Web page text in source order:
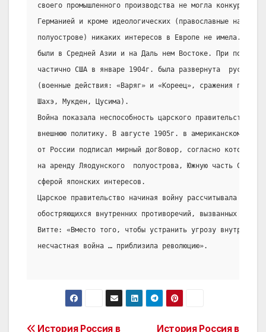
своего промышленного производства не могла
Германией и кроме идеологических (православные народы
полуострове) никаких интересов в Европе не имела.
были в Средней Азии и на Даль нем Востоке. При
частично США в январе 1904г. была развернута  русско-
(военные действия: «Варяг» и «Кореец», сражения под
Шахэ, Мукден, Цусима).
Война показала неспособность царского правительства
внешнюю политику. В августе 1905г. в американском
от России подписал мирный дог8овор, согласно которому
на аренду Ляодунского  полуострова, Южную часть
сферой японских интересов.
Царское правительство начиная войну рассчитывала
обостряющихся внутренних противоречий, вызванных
Витте: «Вместо того, чтобы устранить угрозу внутренний
несчастная война … приблизила революцию».
История Россия в
История Россия в